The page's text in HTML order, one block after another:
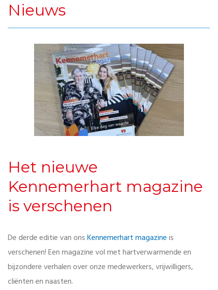
Nieuws
Het nieuwe
Kennemerhart magazine
is verschenen
De derde editie van onsKennemerhart magazineis
verschenen! Een magazine vol met hartverwarmende en
bijzondere verhalen over onze medewerkers, vrijwilligers,
cliënten en naasten.